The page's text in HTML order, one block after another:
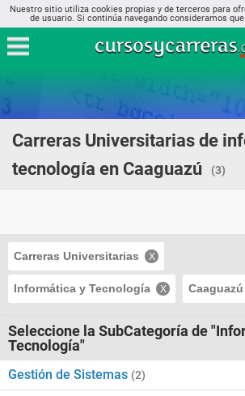
Nuestro sitio utiliza cookies propias y de terceros para
de usuario. Si continúa navegando consideramos
Carreras Universitarias de
tecnología en Caaguazú
(3)
Carreras Universitarias
Informática y Tecnología Caaguazú
Seleccione la SubCategoría de
Tecnología"
Gestión de Sistemas (2)